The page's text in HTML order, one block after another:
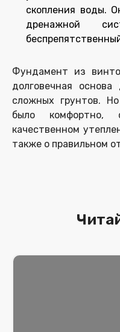
скопления воды.
дренажной
Фундамент из
долговечная
сложных грунтов.
было комфортно,
качественном
также о правильном